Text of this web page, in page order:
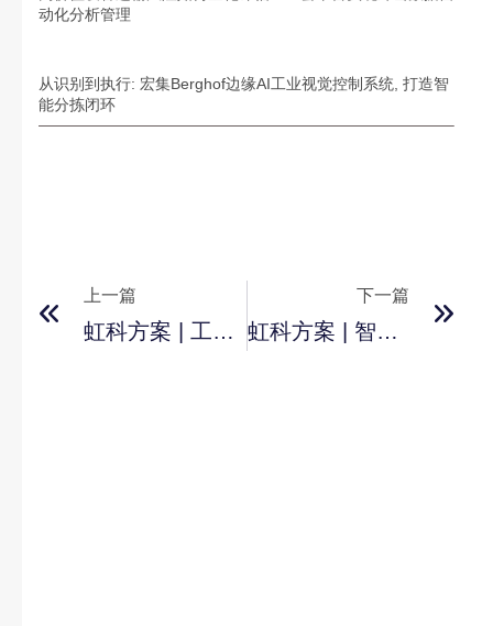
动化分析管理
从识别到执行: 宏集Berghof边缘AI工业视觉控制系统, 打造智
能分拣闭环
上一篇
虹科方案 | 工业树莓派的Socket通信之旅：探索智能工业应用的无限可能
下一篇
虹科方案 | 智能制造工厂的SCADA解决方案应用